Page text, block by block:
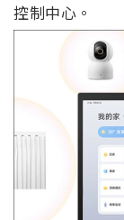
控制中心。